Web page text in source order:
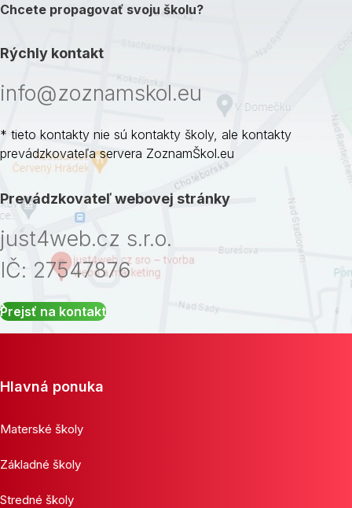
Chcete propagovať svoju školu?
Rýchly kontakt
info@zoznamskol.eu
* tieto kontakty nie sú kontakty školy, ale kontakty
prevádzkovateľa servera ZoznamŠkol.eu
Prevádzkovateľ webovej stránky
just4web.cz s.r.o.
IČ: 27547876
Prejsť na kontakt
Hlavná ponuka
Materské školy
Základné školy
Stredné školy